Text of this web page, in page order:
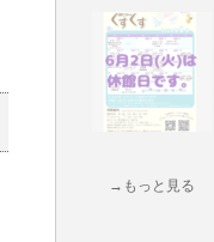
→もっと見る